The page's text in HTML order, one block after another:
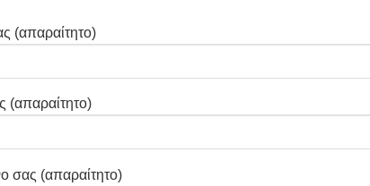
(απαραίτητο)
(απαραίτητο)
σας (απαραίτητο)